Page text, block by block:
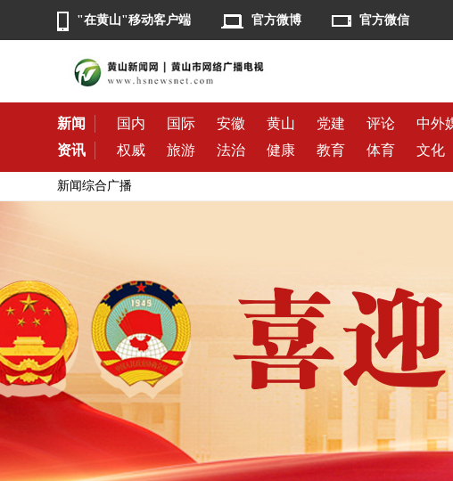
"在黄山"移动客户端 官方微博 官方微信
新闻 国内 国际 安徽 黄山 党建 评论
中外
资讯
权威 旅游 法治 健康 教育 体育 文化
新闻综合广播